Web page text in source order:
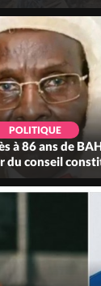
POLITIQUE
à 86 ans de
du conseil